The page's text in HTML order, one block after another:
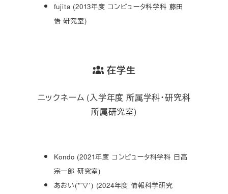
fujita (2013年度 コンピュータ科学科 藤田
悟 研究室)
在学生
ニックネーム (入学年度 所属学科・研究科
所属研究室)
Kondo (2021年度 コンピュータ科学科 日高
宗一郎 研究室)
あおい(*'▽') (2024年度 情報科学研究